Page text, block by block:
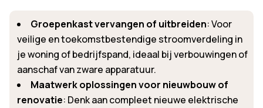
Groepenkast vervangen of uitbreiden: Voor
veilige en toekomstbestendige stroomverdeling in
je woning of bedrijfspand, ideaal bij verbouwingen of
aanschaf van zware apparatuur.
Maatwerk oplossingen voor nieuwbouw of
renovatie: Denk aan compleet nieuwe elektrische